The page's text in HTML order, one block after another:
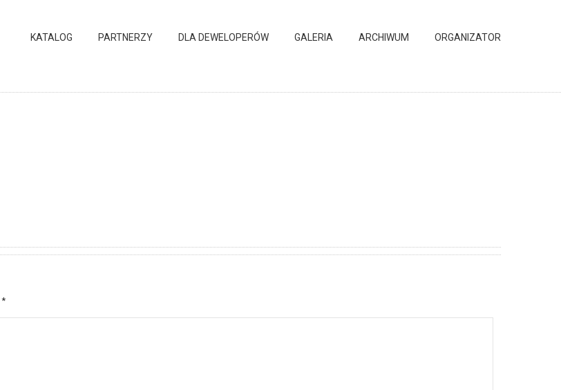
KATALOG PARTNERZY DLA DEWELOPERÓW GALERIA ARCHIWUM ORGANIZATOR
*